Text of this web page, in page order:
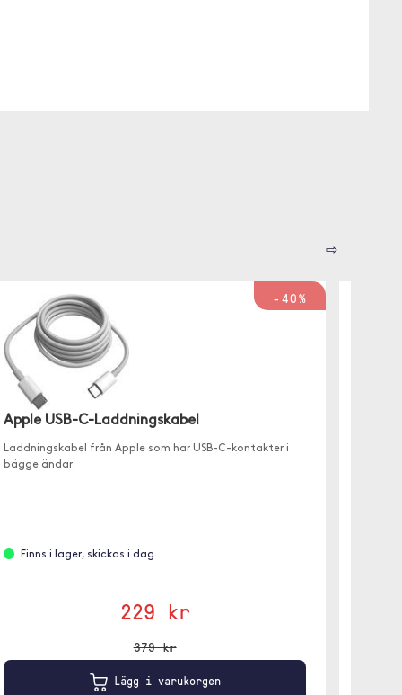
⇨
-40%
Apple USB-C-Laddningskabel
Laddningskabel från Apple som har USB-C-kontakter i
bägge ändar.
Finns i lager, skickas i dag
229 kr
379 kr
Lägg i varukorgen